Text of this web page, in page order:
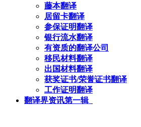
藤本翻译
居留卡翻译
参保证明翻译
银行流水翻译
有资质的翻译公司
移民材料翻译
出国材料翻译
获奖证书/荣誉证书翻译
工作证明翻译
翻译界资讯第一辑